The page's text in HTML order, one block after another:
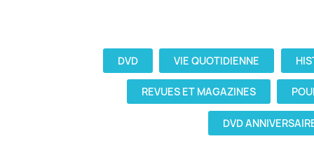
DVD VIE QUOTIDIENNE
REVUES ET MAGAZINES
DVD